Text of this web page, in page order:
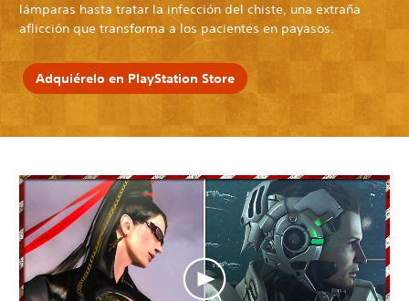
lámparas hasta tratar la infección del chiste, una extraña
aflicción que transforma a los pacientes en payasos.
Adquiérelo en PlayStation Store